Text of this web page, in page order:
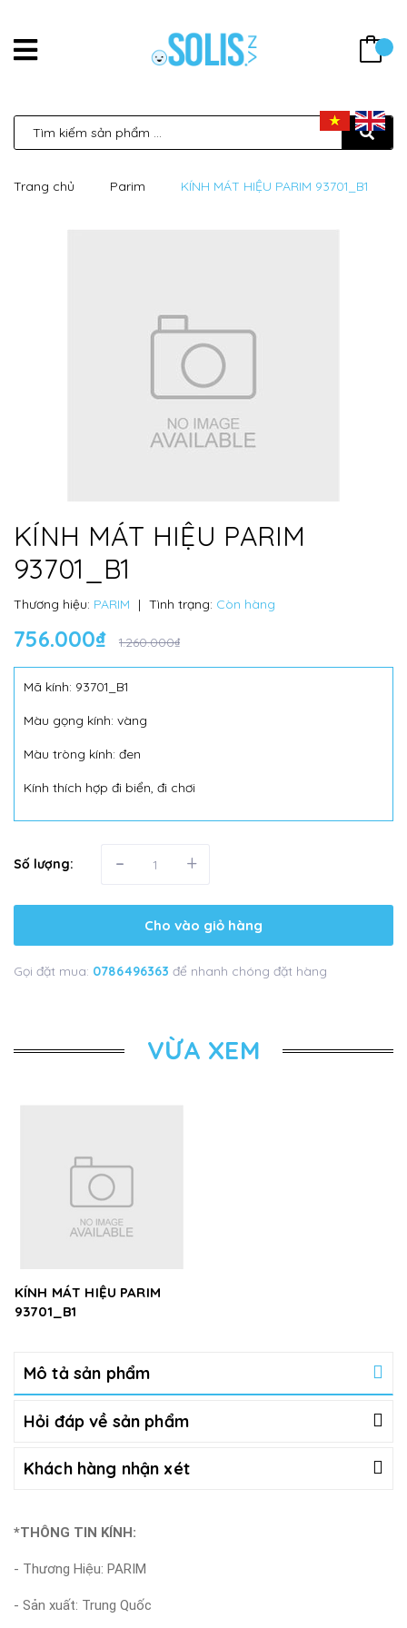
Trang chủ Parim KÍNH MÁT HIỆU PARIM 93701_B1
KÍNH MÁT HIỆU PARIM
93701_B1
Thương hiệu: PARIM | Tình trạng: Còn hàng
756.000₫ 1.260.000₫
Mã kính: 93701_B1
Màu gọng kính: vàng
Màu tròng kính: đen
Kính thích hợp đi biển, đi chơi
Số lượng: - +
Cho vào giỏ hàng
Gọi đặt mua: 0786496363 để nhanh chóng đặt hàng
VỪA XEM
KÍNH MÁT HIỆU PARIM
93701_B1
Mô tả sản phẩm
Hỏi đáp về sản phẩm
Khách hàng nhận xét
*THÔNG TIN KÍNH:
- Thương Hiệu: PARIM
- Sản xuất: Trung Quốc